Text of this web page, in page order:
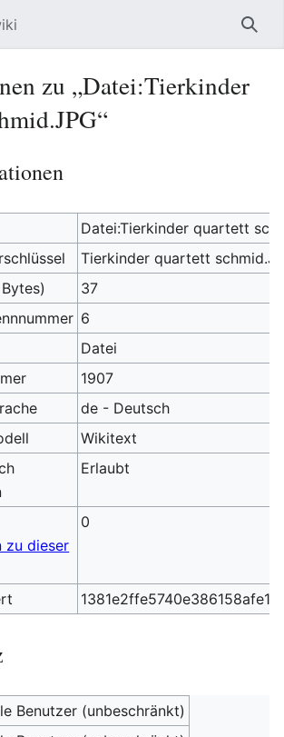
zu „Datei:Tierkinder
Datei:Tierkinder quartett
Tierkinder quartett
37
6
Datei
1907
de - Deutsch
Wikitext
Erlaubt
zu dieser
0
Benutzer (unbeschränkt)